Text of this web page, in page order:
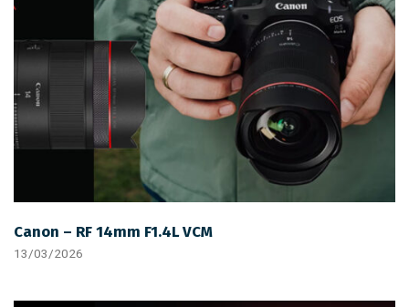
Canon – RF 14mm F1.4L VCM
13/03/2026